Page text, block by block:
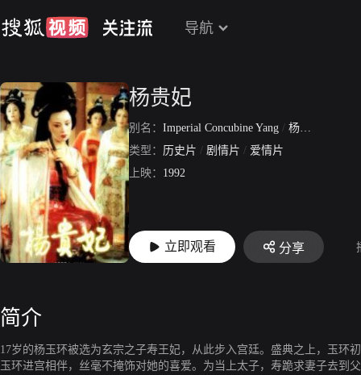
导航
杨贵妃
别名： Imperial Concubine Yang / 杨贵妃 92版
类型： 历史片 / 剧情片 / 爱情片
上映： 1992
立即观看 分享
简介
17岁的杨玉环被选为玄宗之子寿王妃，从此步入宫廷。盛典之上，玉
玉环进宫相伴，丝毫不掩饰对她的喜爱。为当上太子，寿跪求妻子去